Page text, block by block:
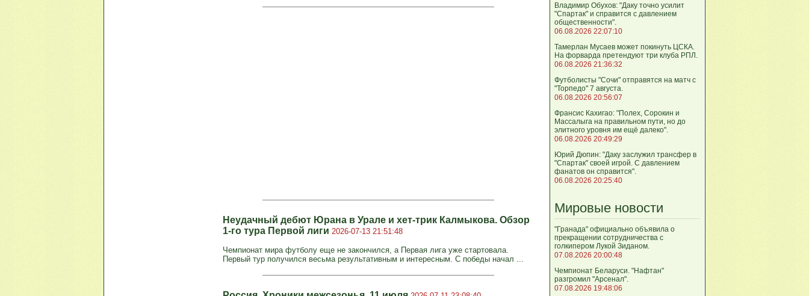
Неудачный дебют Юрана в Урале и хет-трик Калмыкова. Обзор
1-го тура Первой лиги 2026-07-13 21:51:48
Чемпионат мира футболу еще не закончился, а Первая лига уже стартовала.
Первый тур получился весьма результативным и интересным. С победы начал ...
Владимир Обухов: "Даку точно усилит
"Спартак" и справится с давлением
общественности".
06.08.2026 22:07:10
Тамерлан Мусаев может покинуть ЦСКА.
На форварда претендуют три клуба РПЛ.
06.08.2026 21:36:32
Футболисты "Сочи" отправятся на матч с
"Торпедо" 7 августа.
06.08.2026 20:56:07
Франсис Кахигао: "Полех, Сорокин и
Массалыга на правильном пути, но до
элитного уровня им ещё далеко".
06.08.2026 20:49:29
Юрий Дюпин: "Даку заслужил трансфер в
"Спартак" своей игрой. С давлением
фанатов он справится".
06.08.2026 20:25:40
Мировые новости
"Гранада" официально объявила о
прекращении сотрудничества с
голкипером Лукой Зиданом.
07.08.2026 20:00:48
Чемпионат Беларуси. "Нафтан"
разгромил "Арсенал".
07.08.2026 19:48:06